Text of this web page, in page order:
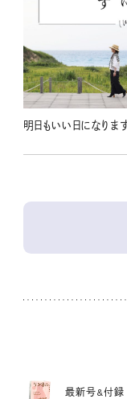
明日もいい日になりま
最新号&付録